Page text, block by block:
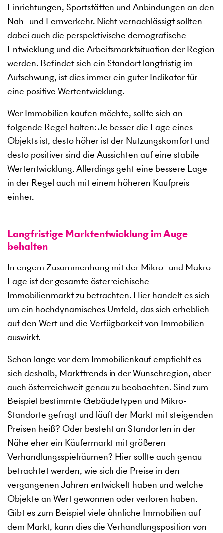
Einrichtungen, Sportstätten und Anbindungen an den
Nah- und Fernverkehr. Nicht vernachlässigt sollten
dabei auch die perspektivische demografische
Entwicklung und die Arbeitsmarktsituation der Region
werden. Befindet sich ein Standort langfristig im
Aufschwung, ist dies immer ein guter Indikator für
eine positive Wertentwicklung.
Wer Immobilien kaufen möchte, sollte sich an
folgende Regel halten: Je besser die Lage eines
Objekts ist, desto höher ist der Nutzungskomfort und
desto positiver sind die Aussichten auf eine stabile
Wertentwicklung. Allerdings geht eine bessere Lage
in der Regel auch mit einem höheren Kaufpreis
einher.
Langfristige Marktentwicklung im Auge
behalten
In engem Zusammenhang mit der Mikro- und Makro-
Lage ist der gesamte österreichische
Immobilienmarkt zu betrachten. Hier handelt es sich
um ein hochdynamisches Umfeld, das sich erheblich
auf den Wert und die Verfügbarkeit von Immobilien
auswirkt.
Schon lange vor dem Immobilienkauf empfiehlt es
sich deshalb, Markttrends in der Wunschregion, aber
auch österreichweit genau zu beobachten. Sind zum
Beispiel bestimmte Gebäudetypen und Mikro-
Standorte gefragt und läuft der Markt mit steigenden
Preisen heiß? Oder besteht an Standorten in der
Nähe eher ein Käufermarkt mit größeren
Verhandlungsspielräumen? Hier sollte auch genau
betrachtet werden, wie sich die Preise in den
vergangenen Jahren entwickelt haben und welche
Objekte an Wert gewonnen oder verloren haben.
Gibt es zum Beispiel viele ähnliche Immobilien auf
dem Markt, kann dies die Verhandlungsposition von